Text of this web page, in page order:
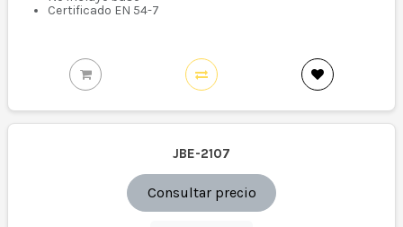
Certificado EN 54-7
JBE-2107
Consultar precio